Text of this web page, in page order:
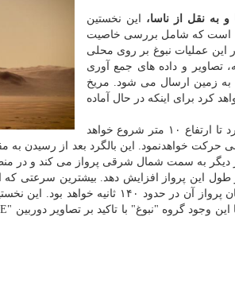
به نقل از ناسا،
این نخستین
است که شامل بررسی خاصیت
عملیات نبوغ بر روی محلی
تصاویر و داده های جمع آوری
به زمین ارسال می شود. مریخ
کرد برای اینکه در حال آماده
پرواز ششم نبوغ با اوج گرفتن این بالگرد تا ارتفاع ۱۰ متر شروع خواهد
غربی حرکت خواهدنمود. این بالگرد بعد از
ساعت(۴ متر بر ثانیه) است و مدت زمان